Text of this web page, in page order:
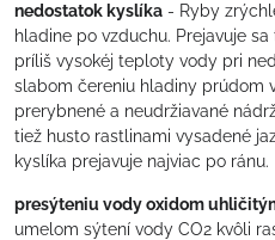
nedostatok kyslíka - Ryby
hladine po vzduchu. Prejavuje
príliš vysokéj teploty vody pri
slabom čereniu hladiny prúdom
prerybnené a neudržiavané
tiež husto rastlinami vysadené
kyslíka prejavuje najviac po ránu.
presýteniu vody oxidom
umelom sýtení vody CO2 kvôli